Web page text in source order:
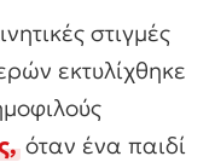
στιγμές
εκτυλίχθηκε
όταν ένα παιδί